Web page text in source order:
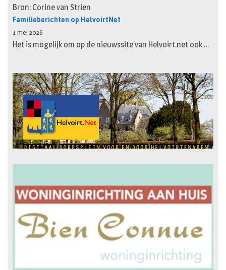
Bron: Corine van Strien
Familieberichten op HelvoirtNet
1 mei 2026
Het is mogelijk om op de nieuwssite van Helvoirt.net ook …